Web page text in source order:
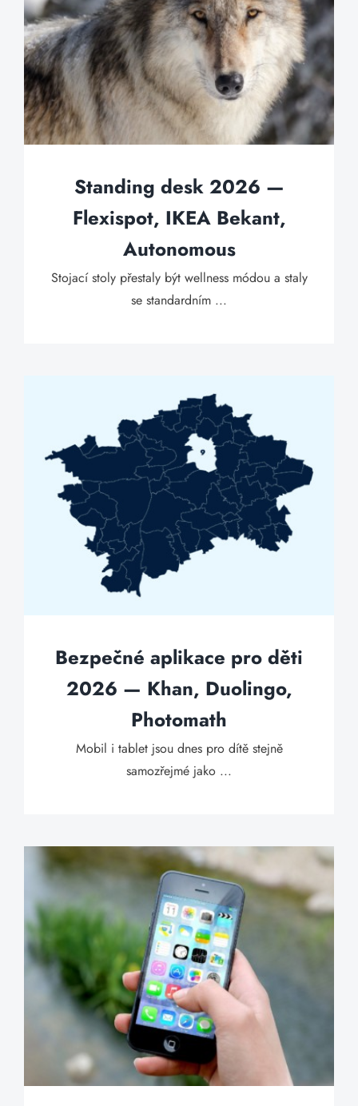
Standing desk 2026 —
Flexispot, IKEA Bekant,
Autonomous
Stojací stoly přestaly být wellness módou a staly
se standardním ...
Bezpečné aplikace pro děti
2026 — Khan, Duolingo,
Photomath
Mobil i tablet jsou dnes pro dítě stejně
samozřejmé jako ...